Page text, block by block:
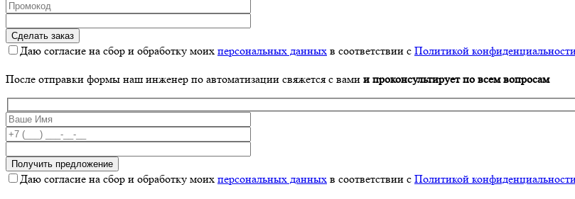
Даю согласие на сбор и обработку моих персональных данных в соответствии с Политикой
После отправки формы наш инженер по автоматизации свяжется с вами и проконсультирует по всем вопросам
Даю согласие на сбор и обработку моих персональных данных в соответствии с Политикой